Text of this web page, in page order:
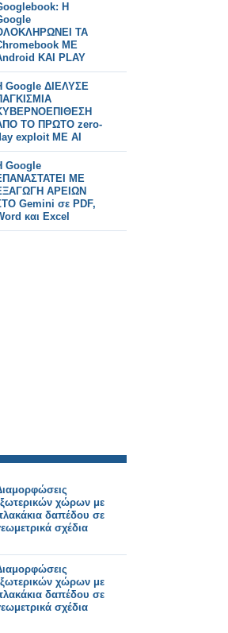
H
ΤΑ
ΜΕ
KAI PLAY
KAI A.I.
Google ΔΙΕΛΥΣΕ
ΤΟ ΠΡΩΤΟ zero-
exploit ΜΕ AI
Google
ΜΕ
ΑΡΕΙΩΝ
Gemini σε PDF,
και Excel
χώρων με
δαπέδου σε
σχέδια
χώρων με
δαπέδου σε
σχέδια